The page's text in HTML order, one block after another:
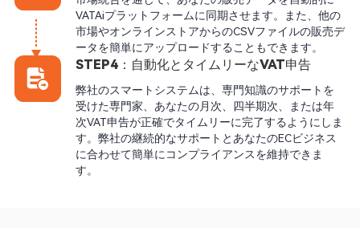
VATAiプラットフォームに同期させます。また、他の
市場やオンラインストアからのCSVファイルの販売デ
ータを簡単にアップロードすることもできます。
STEP4：自動化とタイムリーなVAT申告
弊社のスマートシステムは、専門知識のサポートを
受けた専門家、あなたの月次、四半期次、または年
次VAT申告が正確でタイムリーに完了するようにしま
す。弊社の継続的なサポートとあなたのECビジネス
に合わせて簡単にコンプライアンスを維持できま
す。